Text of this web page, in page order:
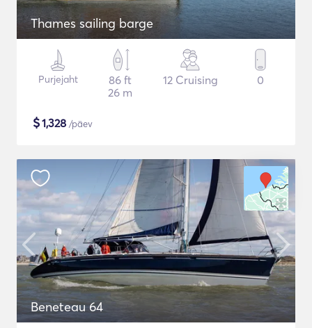
Thames sailing barge
Purjejaht
86 ft
26 m
12 Cruising 0
$1,328 /päev
Beneteau 64